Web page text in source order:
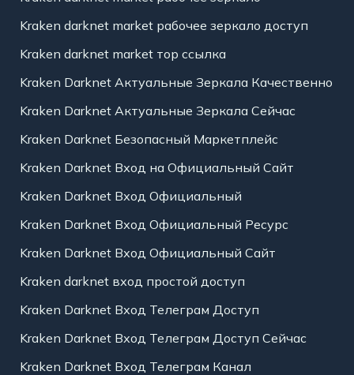
Kraken darknet market рабочее зеркало доступ
Kraken darknet market тор ссылка
Kraken Darknet Актуальные Зеркала Качественно
Kraken Darknet Актуальные Зеркала Сейчас
Kraken Darknet Безопасный Маркетплейс
Kraken Darknet Вход на Официальный Сайт
Kraken Darknet Вход Официальный
Kraken Darknet Вход Официальный Ресурс
Kraken Darknet Вход Официальный Сайт
Kraken darknet вход простой доступ
Kraken Darknet Вход Телеграм Доступ
Kraken Darknet Вход Телеграм Доступ Сейчас
Kraken Darknet Вход Телеграм Канал